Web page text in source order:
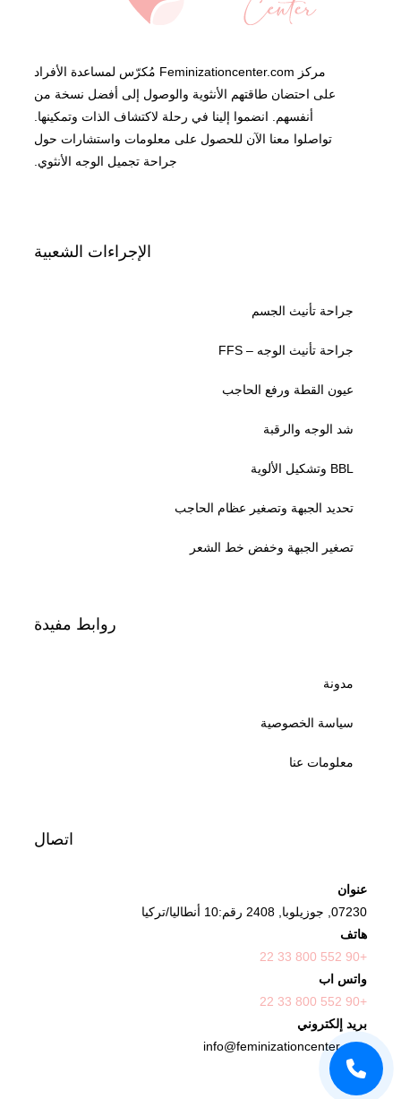
مركز Feminizationcenter.com مُكرّس لمساعدة الأفراد
على احتضان طاقتهم الأنثوية والوصول إلى أفضل نسخة من
أنفسهم. انضموا إلينا في رحلة لاكتشاف الذات وتمكينها.
تواصلوا معنا الآن للحصول على معلومات واستشارات حول
جراحة تجميل الوجه الأنثوي.
الإجراءات الشعبية
جراحة تأنيث الجسم
جراحة تأنيث الوجه – FFS
عيون القطة ورفع الحاجب
شد الوجه والرقبة
BBL وتشكيل الألوية
تحديد الجبهة وتصغير عظام الحاجب
تصغير الجبهة وخفض خط الشعر
روابط مفيدة
مدونة
سياسة الخصوصية
معلومات عنا
اتصال
عنوان
07230, جوزيلوبا, 2408 رقم:10 أنطاليا/تركيا
هاتف
+90 552 800 33 22
واتس اب
+90 552 800 33 22
بريد إلكتروني
info@feminizationcenter.com